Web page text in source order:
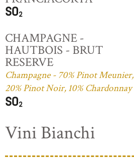
CHAMPAGNE -
HAUTBOIS - BRUT
RESERVE
Champagne - 70% Pinot Meunier,
20% Pinot Noir, 10% Chardonnay
Vini Bianchi